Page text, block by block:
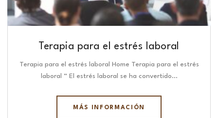
Terapia para el estrés laboral
Terapia para el estrés laboral Home Terapia para el estrés
laboral “ El estrés laboral se ha convertido…
MÁS INFORMACIÓN